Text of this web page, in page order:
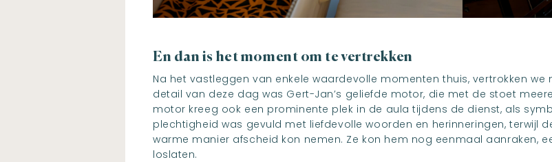
En dan is het moment om te vertrekken
Na het vastleggen van enkele waardevolle momenten thuis, vertrokken
detail van deze dag was Gert-Jan’s geliefde motor, die met de stoet
motor kreeg ook een prominente plek in de aula tijdens de dienst, als
plechtigheid was gevuld met liefdevolle woorden en herinneringen, terwijl
warme manier afscheid kon nemen. Ze kon hem nog eenmaal aanraken,
loslaten.